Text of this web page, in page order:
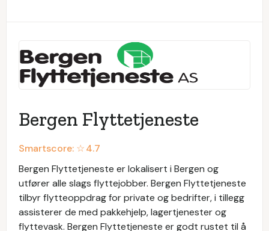
Bergen Flyttetjeneste
Smartscore: ☆4.7
Bergen Flyttetjeneste er lokalisert i Bergen og
utfører alle slags flyttejobber. Bergen Flyttetjeneste
tilbyr flytteoppdrag for private og bedrifter, i tillegg
assisterer de med pakkehjelp, lagertjenester og
flyttevask. Bergen Flyttetjeneste er godt rustet til å